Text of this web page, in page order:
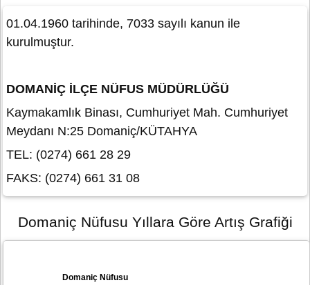
01.04.1960 tarihinde, 7033 sayılı kanun ile
kurulmuştur.
DOMANİÇ İLÇE NÜFUS MÜDÜRLÜĞÜ
Kaymakamlık Binası, Cumhuriyet Mah. Cumhuriyet
Meydanı N:25 Domaniç/KÜTAHYA
TEL: (0274) 661 28 29
FAKS: (0274) 661 31 08
Domaniç Nüfusu Yıllara Göre Artış Grafiği
Domaniç Nüfusu